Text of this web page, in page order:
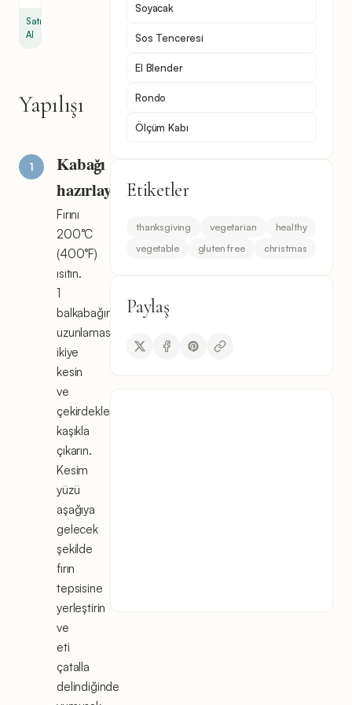
Satın
Al
Yapılışı
Kabağı
hazırlayın
Fırını
200°C
(400°F)
ısıtın.
1
balkabağını
uzunlamasına
ikiye
kesin
ve
çekirdekleri
kaşıkla
çıkarın.
Kesim
yüzü
aşağıya
gelecek
şekilde
fırın
tepsisine
yerleştirin
ve
eti
çatalla
delindiğinde
Soyacak
Sos Tenceresi
El Blender
Rondo
Ölçüm Kabı
Etiketler
thanksgiving vegetarian
healthy
vegetable
gluten free christmas
Paylaş